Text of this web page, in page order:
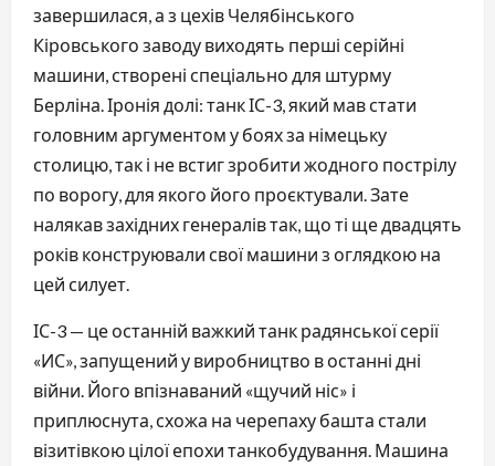
завершилася, а з цехів Челябінського
Кіровського заводу виходять перші серійні
машини, створені спеціально для штурму
Берліна. Іронія долі: танк ІС-3, який мав стати
головним аргументом у боях за німецьку
столицю, так і не встиг зробити жодного пострілу
по ворогу, для якого його проєктували. Зате
налякав західних генералів так, що ті ще двадцять
років конструювали свої машини з оглядкою на
цей силует.
ІС-3 — це останній важкий танк радянської серії
«ИС», запущений у виробництво в останні дні
війни. Його впізнаваний «щучий ніс» і
приплюснута, схожа на черепаху башта стали
візитівкою цілої епохи танкобудування. Машина